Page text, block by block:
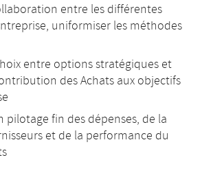
entre les différentes
uniformiser les méthodes
entre options stratégiques et
des Achats aux objectifs
pilotage fin des dépenses, de la
et de la performance du